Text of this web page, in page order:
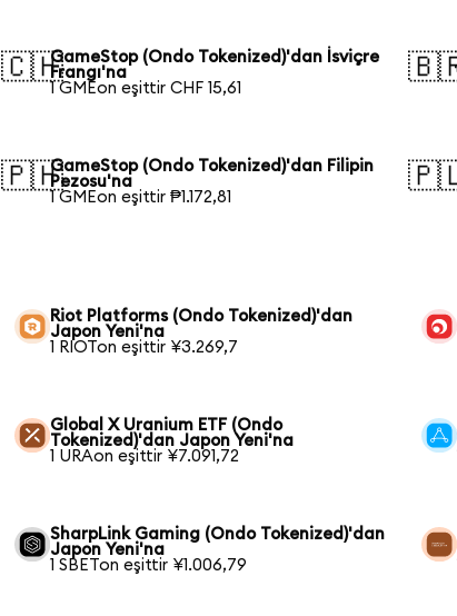
🇨🇭GameStop (Ondo Tokenized)'dan İsviçre
Frangı'na
1 GMEon eşittir CHF 15,61
🇵🇭GameStop (Ondo Tokenized)'dan Filipin
Pezosu'na
1 GMEon eşittir ₱1.172,81
Riot Platforms (Ondo Tokenized)'dan
Japon Yeni'na
1 RIOTon eşittir ¥3.269,7
Global X Uranium ETF (Ondo
Tokenized)'dan Japon Yeni'na
1 URAon eşittir ¥7.091,72
SharpLink Gaming (Ondo Tokenized)'dan
Japon Yeni'na
1 SBETon eşittir ¥1.006,79